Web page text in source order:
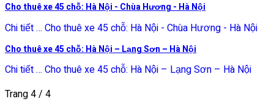
Cho thuê xe 45 chỗ: Hà Nội - Chùa Hương - Hà Nội
Chi tiết … Cho thuê xe 45 chỗ: Hà Nội - Chùa Hương - Hà Nội
Cho thuê xe 45 chỗ: Hà Nội – Lạng Sơn – Hà Nội
Chi tiết … Cho thuê xe 45 chỗ: Hà Nội – Lạng Sơn – Hà Nội
Trang 4 / 4